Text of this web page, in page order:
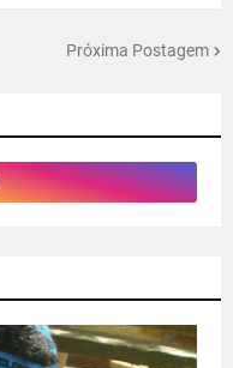
Próxima Postagem